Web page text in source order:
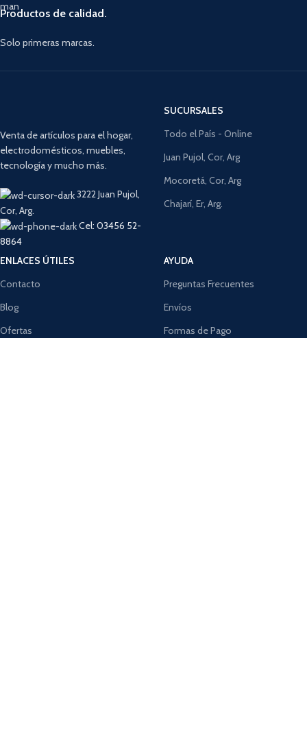
Productos de calidad.
Solo primeras marcas.
Venta de artículos para el hogar,
electrodomésticos, muebles,
tecnología y mucho más.
3222 Juan Pujol,
Cor, Arg.
Cel: 03456 52-
8864
SUCURSALES
Todo el País - Online
Juan Pujol, Cor, Arg
Mocoretá, Cor, Arg
Chajarí, Er, Arg.
ENLACES ÚTILES
Contacto
Blog
Ofertas
AYUDA
Preguntas Frecuentes
Envíos
Formas de Pago